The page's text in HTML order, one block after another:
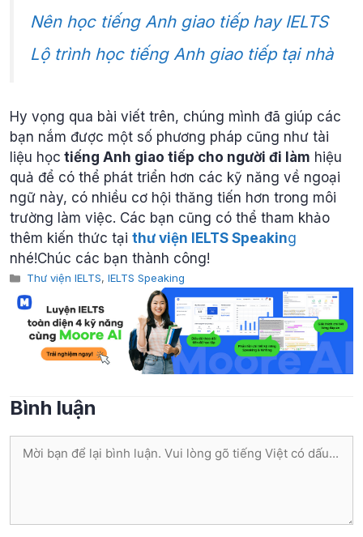
Nên học tiếng Anh giao tiếp hay IELTS
Lộ trình học tiếng Anh giao tiếp tại nhà
Hy vọng qua bài viết trên, chúng mình đã giúp các
bạn nắm được một số phương pháp cũng như tài
liệu học tiếng Anh giao tiếp cho người đi làm hiệu
quả để có thể phát triển hơn các kỹ năng về ngoại
ngữ này, có nhiều cơ hội thăng tiến hơn trong môi
trường làm việc. Các bạn cũng có thể tham khảo
thêm kiến thức tại thư viện IELTS Speaking
nhé!Chúc các bạn thành công!
Categories
Thư viện IELTS, IELTS Speaking
Bình luận
Bình